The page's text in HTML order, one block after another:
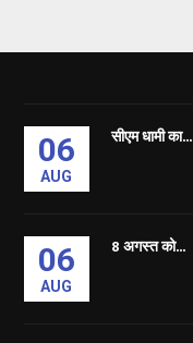
06
AUG
सीएम धामी का...
06
AUG
8 अगस्त को...